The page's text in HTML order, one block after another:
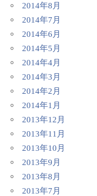
2014年8月
2014年7月
2014年6月
2014年5月
2014年4月
2014年3月
2014年2月
2014年1月
2013年12月
2013年11月
2013年10月
2013年9月
2013年8月
2013年7月